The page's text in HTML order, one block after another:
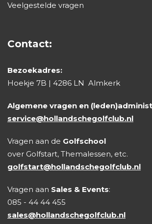
Veelgestelde vragen
Contact:
Bezoekadres:
Hoekje 7B | 4286 LN Almkerk
Algemene vragen en
service@hollandschegolfclub.nl
Vragen aan de Golfschool
over Golfstart, Themalessen, etc.
golfstart@hollandschegolfclub.nl
Vragen aan Sales & Events:
085 - 44 44 455
sales@hollandschegolfclub.nl